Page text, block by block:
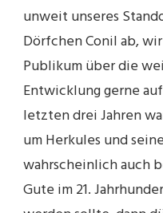
unweit unseres
Dörfchen Conil ab,
Publikum über die
Entwicklung gerne
letzten drei Jahren
um Herkules und
wahrscheinlich auch
Gute im 21.